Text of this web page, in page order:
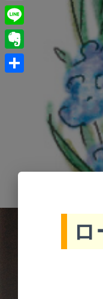
e
b
o
w
i
E
m
a
L
i
n
E